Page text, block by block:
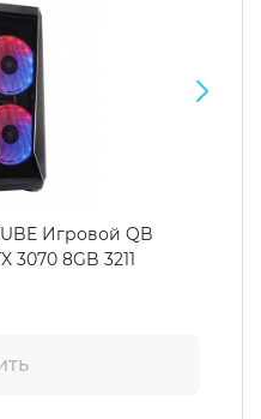
Игровой QB
3070 8GB 3211